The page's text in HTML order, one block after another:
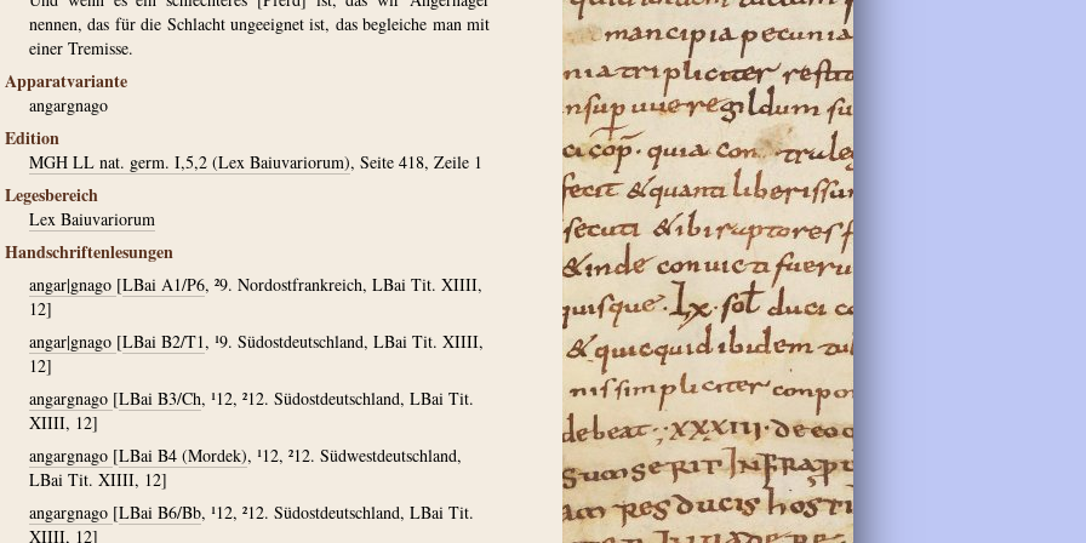
nennen, das für die Schlacht ungeeignet ist, das begleiche man mit
einer Tremisse.
Apparatvariante
angargnago
Edition
MGH LL nat. germ. I,5,2 (Lex Baiuvariorum), Seite 418, Zeile 1
Legesbereich
Lex Baiuvariorum
Handschriftenlesungen
angar|gnago [LBai A1/P6, ²9. Nordostfrankreich, LBai Tit. XIIII,
12]
angar|gnago [LBai B2/T1, ¹9. Südostdeutschland, LBai Tit. XIIII,
12]
angargnago [LBai B3/Ch, ¹12, ²12. Südostdeutschland, LBai Tit.
XIIII, 12]
angargnago [LBai B4 (Mordek), ¹12, ²12. Südwestdeutschland,
LBai Tit. XIIII, 12]
angargnago [LBai B6/Bb, ¹12, ²12. Südostdeutschland, LBai Tit.
XIIII, 12]